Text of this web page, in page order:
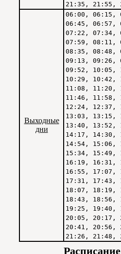
21:35, 21:55,
Выходные
дни
06:00, 06:15,
06:45, 06:57,
07:22, 07:34,
07:59, 08:11,
08:35, 08:48,
09:13, 09:26,
09:52, 10:05,
10:29, 10:42,
11:08, 11:20,
11:46, 11:58,
12:24, 12:37,
13:03, 13:15,
13:40, 13:52,
14:17, 14:30,
14:54, 15:06,
15:34, 15:49,
16:19, 16:31,
16:55, 17:07,
17:31, 17:43,
18:07, 18:19,
18:43, 18:56,
19:25, 19:40,
20:05, 20:17,
20:41, 20:56,
21:26, 21:48,